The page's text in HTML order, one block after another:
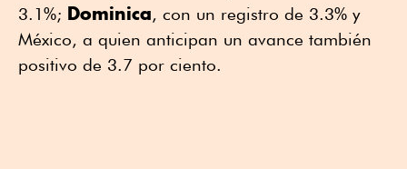
3.1%; Dominica, con un registro de 3.3% y
México, a quien anticipan un avance también
positivo de 3.7 por ciento.